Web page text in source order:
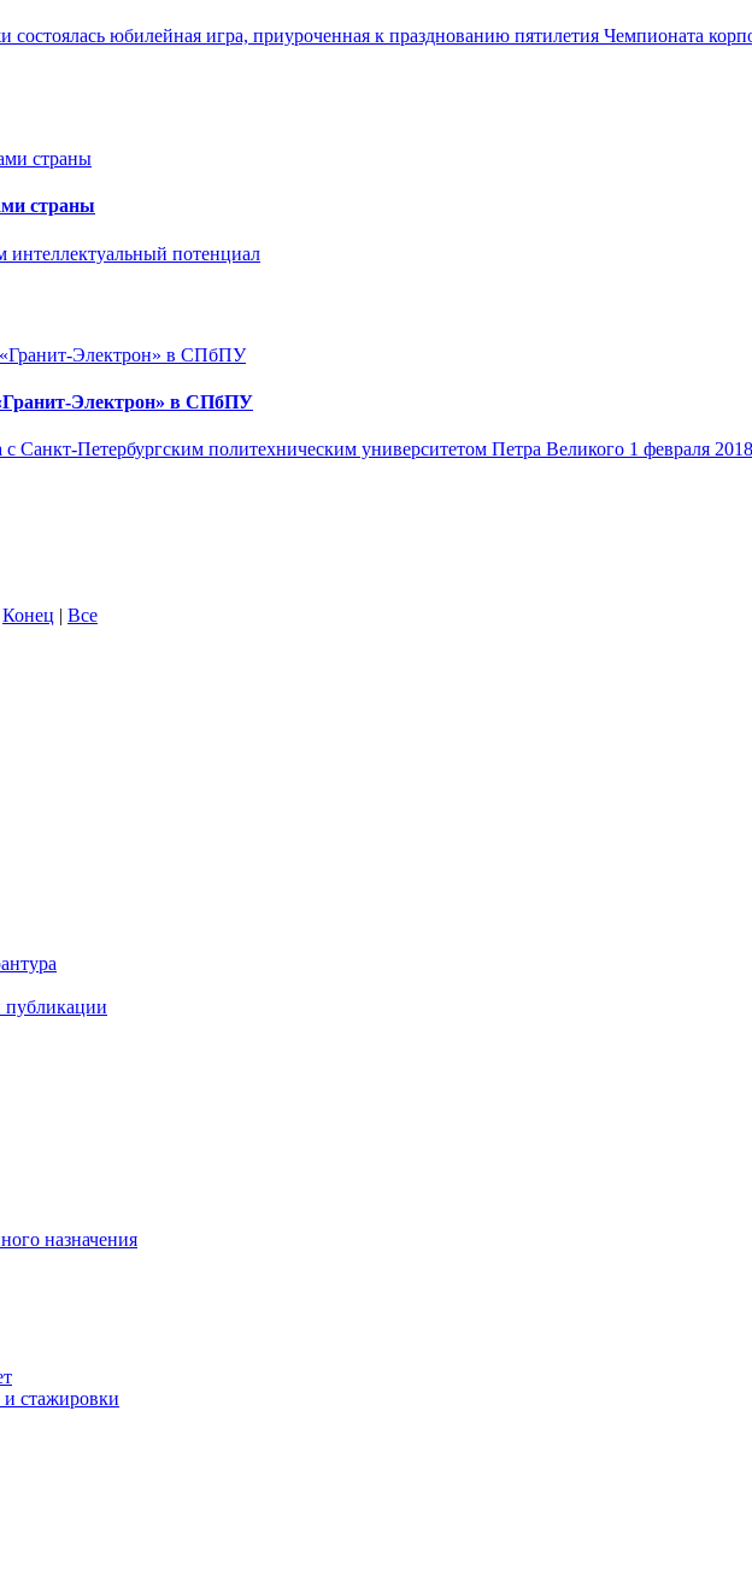
состоялась юбилейная игра, приуроченная к празднованию пятилетия Чемпионата
страны
интеллектуальный потенциал
Электрон» в СПбПУ
с Санкт-Петербургским политехническим университетом Петра Великого 1 февраля
Конец | Все
публикации
назначения
стажировки